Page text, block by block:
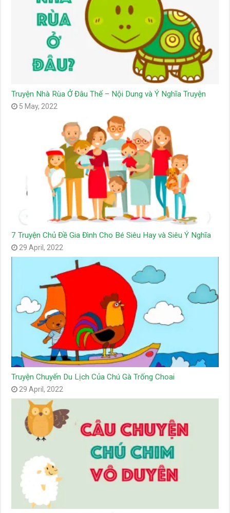
Truyện Nhà Rùa Ở Đâu Thế – Nội Dung và Ý Nghĩa Truyện
5 May, 2022
7 Truyện Chủ Đề Gia Đình Cho Bé Siêu Hay và Siêu Ý Nghĩa
29 April, 2022
Truyện Chuyến Du Lịch Của Chú Gà Trống Choai
29 April, 2022